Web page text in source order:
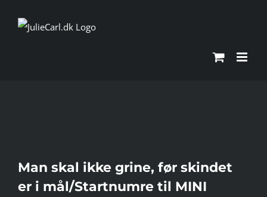
større
billede
Man skal ikke grine, før skindet
er i mål/Startnumre til MINI